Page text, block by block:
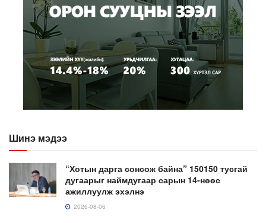
Шинэ мэдээ
“Хотын дарга сонсож байна” 150150 тусгай
дугаарыг наймдугаар сарын 14-нөөс
ажиллуулж эхэлнэ
2026-08-06